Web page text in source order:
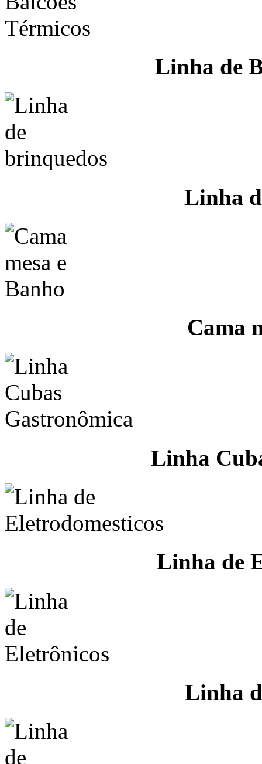
Linha de
Linha
Cama
Linha
Linha de
Linha